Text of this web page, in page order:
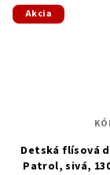
Akcia
Detská flísová
Patrol, sivá,